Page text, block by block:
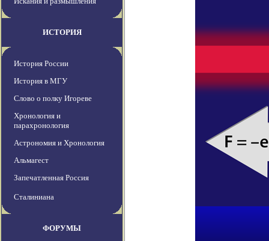
ИСТОРИЯ
История России
История в МГУ
Слово о полку Игореве
Хронология и
парахронология
Астрономия и Хронология
Альмагест
Запечатленная Россия
Сталиниана
ФОРУМЫ